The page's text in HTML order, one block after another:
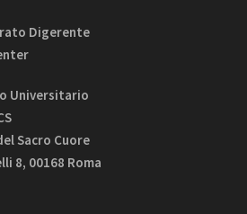
Digerente
Universitario
Sacro Cuore
8, 00168 Roma